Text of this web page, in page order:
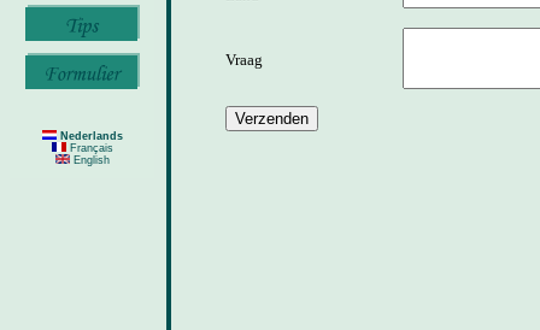
Nederlands
Français
English
Vraag